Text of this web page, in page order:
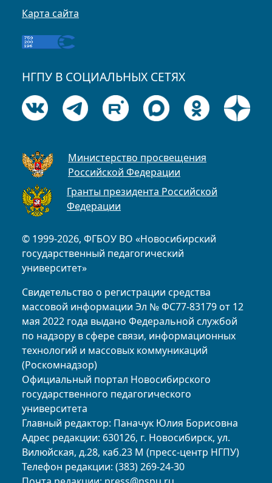
© 1999-2026, ФГБОУ ВО «Новосибирский
государственный педагогический
университет»
Свидетельство о регистрации средства
массовой информации Эл № ФС77-83179 от 12
мая 2022 года выдано Федеральной службой
по надзору в сфере связи, информационных
технологий и массовых коммуникаций
(Роскомнадзор)
Официальный портал Новосибирского
государственного педагогического
университета
Главный редактор: Паначук Юлия Борисовна
Адрес редакции: 630126, г. Новосибирск, ул.
Вилюйская, д.28, каб.23 М (пресс-центр НГПУ)
Телефон редакции: (383) 269-24-30
Карта сайта
НГПУ В СОЦИАЛЬНЫХ СЕТЯХ
Министерство просвещения
Российской Федерации
Гранты президента Российской
Федерации